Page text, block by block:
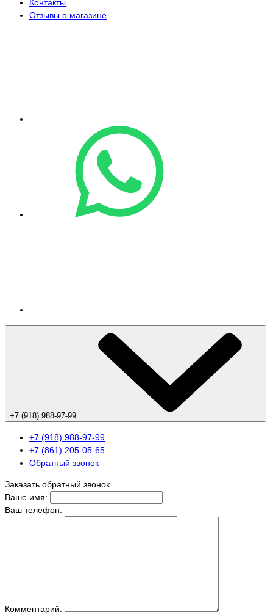
Контакты
Отзывы о магазине
+7 (918) 988-97-99
+7 (918) 988-97-99
+7 (861) 205-05-65
Обратный звонок
Заказать обратный звонок
Ваше имя:
Ваш телефон:
Комментарий: